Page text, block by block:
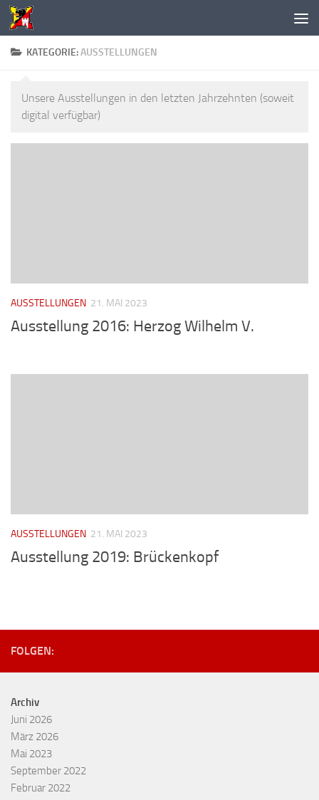
Unter dem Inhalt
KATEGORIE:AUSSTELLUNGEN
Unsere Ausstellungen in den letzten Jahrzehnten (soweit
digital verfügbar)
AUSSTELLUNGEN 21. MAI 2023
Ausstellung 2016: Herzog Wilhelm V.
AUSSTELLUNGEN 21. MAI 2023
Ausstellung 2019: Brückenkopf
FOLGEN:
Archiv
Juni 2026
März 2026
Mai 2023
September 2022
Februar 2022